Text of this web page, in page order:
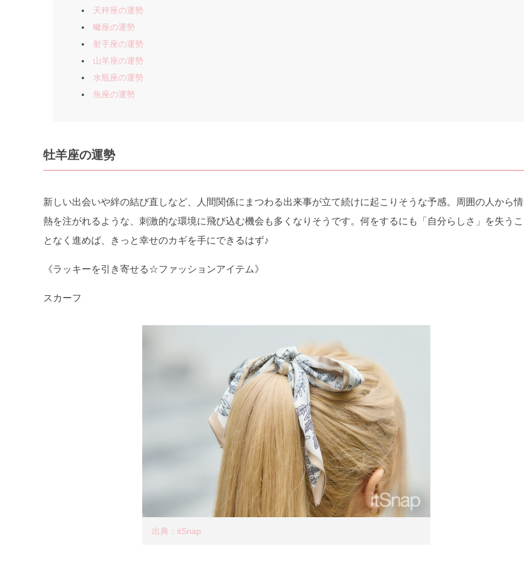
天秤座の運勢
蠍座の運勢
射手座の運勢
山羊座の運勢
水瓶座の運勢
魚座の運勢
牡羊座の運勢
新しい出会いや絆の結び直しなど、人間関係にまつわる出来事が立て続けに起こりそうな予感。周囲の人から情
熱を注がれるような、刺激的な環境に飛び込む機会も多くなりそうです。何をするにも「自分らしさ」を失うこ
となく進めば、きっと幸せのカギを手にできるはず♪
《ラッキーを引き寄せる☆ファッションアイテム》
スカーフ
出典：itSnap